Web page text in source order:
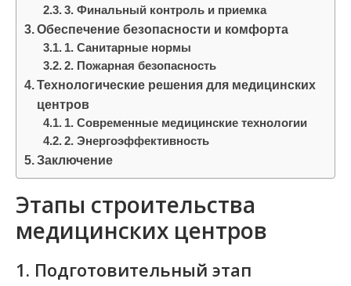
3. Финальный контроль и приемка
Обеспечение безопасности и комфорта
1. Санитарные нормы
2. Пожарная безопасность
Технологические решения для медицинских
центров
1. Современные медицинские технологии
2. Энергоэффективность
Заключение
Этапы строительства
медицинских центров
1. Подготовительный этап